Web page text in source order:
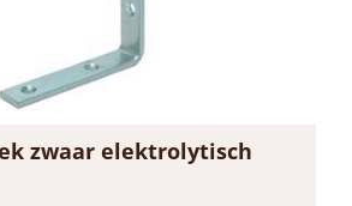
zwaar elektrolytisch